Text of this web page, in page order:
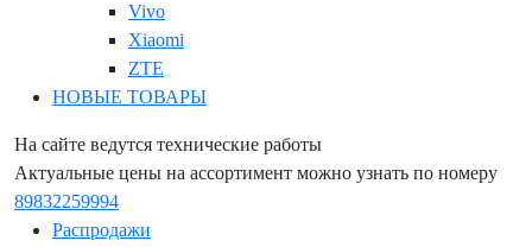
Vivo
Xiaomi
ZTE
НОВЫЕ ТОВАРЫ
На сайте ведутся технические работы
Актуальные цены на ассортимент можно узнать по номеру
89832259994
Распродажи